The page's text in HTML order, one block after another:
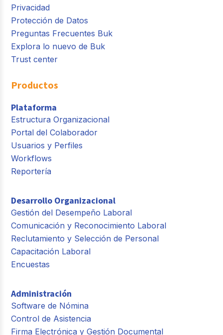
Privacidad
Protección de Datos
Preguntas Frecuentes Buk
Explora lo nuevo de Buk
Trust center
Productos
Plataforma
Estructura Organizacional
Portal del Colaborador
Usuarios y Perfiles
Workflows
Reportería
Desarrollo Organizacional
Gestión del Desempeño Laboral
Comunicación y Reconocimiento Laboral
Reclutamiento y Selección de Personal
Capacitación Laboral
Encuestas
Administración
Software de Nómina
Control de Asistencia
Firma Electrónica y Gestión Documental